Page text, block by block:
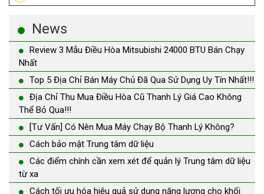
News
Review 3 Mẫu Điều Hòa Mitsubishi 24000 BTU Bán Chạy
Nhất
Top 5 Địa Chỉ Bán Máy Chủ Đã Qua Sử Dụng Uy Tín Nhất!!!
Địa Chỉ Thu Mua Điều Hòa Cũ Thanh Lý Giá Cao Không
Thể Bỏ Qua!!!
[Tư Vấn] Có Nên Mua Máy Chạy Bộ Thanh Lý Không?
Cách bảo mật Trung tâm dữ liệu
Các điểm chính cần xem xét để quản lý Trung tâm dữ liệu
từ xa
Cách tối ưu hóa hiệu quả sử dụng năng lượng cho khối